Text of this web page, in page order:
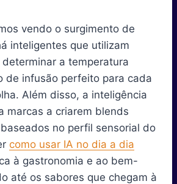
vendo o surgimento de
inteligentes que utilizam
a temperatura
de infusão perfeito para cada
Além disso, a inteligência
marcas a criarem blends
no perfil sensorial do
como usar IA no dia a dia
à gastronomia e ao bem-
até os sabores que chegam à